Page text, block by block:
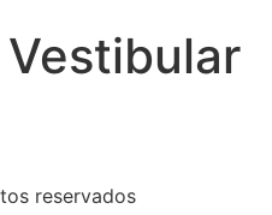
reservados